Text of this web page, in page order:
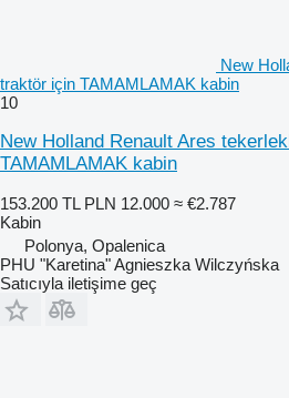
New
traktör için TAMAMLAMAK kabin
10
New Holland Renault Ares
TAMAMLAMAK kabin
153.200 TL PLN 12.000 ≈ €2.787
Kabin
Polonya, Opalenica
PHU "Karetina" Agnieszka Wilczyńska
Satıcıyla iletişime geç